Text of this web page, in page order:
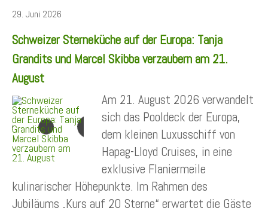
29. Juni 2026
Schweizer Sterneküche auf der Europa: Tanja
Grandits und Marcel Skibba verzaubern am 21.
August
Am 21. August 2026 verwandelt
sich das Pooldeck der Europa,
dem kleinen Luxusschiff von
Hapag-Lloyd Cruises, in eine
exklusive Flaniermeile
kulinarischer Höhepunkte. Im Rahmen des
Jubiläums „Kurs auf 20 Sterne“ erwartet die Gäste